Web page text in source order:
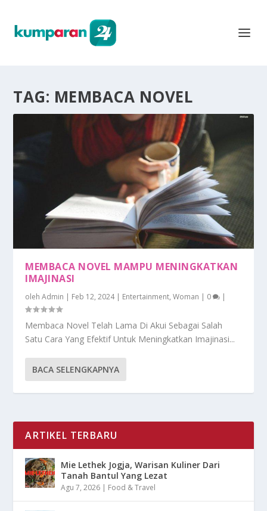
TAG: MEMBACA NOVEL
MEMBACA NOVEL MAMPU MENINGKATKAN
IMAJINASI
olehAdmin | Feb 12, 2024| Entertainment,Woman | 0 |
Membaca Novel Telah Lama Di Akui Sebagai Salah
Satu Cara Yang Efektif Untuk Meningkatkan Imajinasi...
BACA SELENGKAPNYA
ARTIKEL TERBARU
Mie Lethek Jogja, Warisan Kuliner Dari
Tanah Bantul Yang Lezat
Agu 7, 2026 | Food & Travel